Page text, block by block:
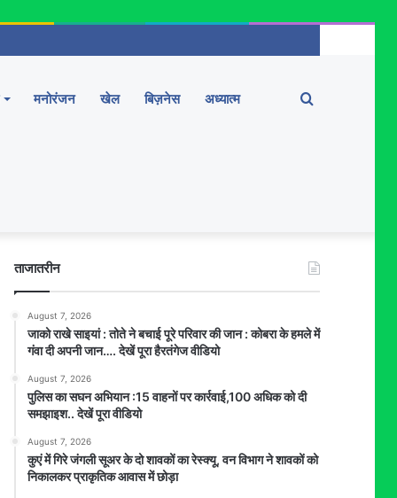
मनोरंजन खेल बिज़नेस अध्यात्म Search
ताजातरीन
August 7, 2026
जाको राखे साइयां : तोते ने बचाई पूरे परिवार की जान : कोबरा के हमले में
गंवा दी अपनी जान…. देखें पूरा हैरतंगेज वीडियो
August 7, 2026
पुलिस का सघन अभियान :15 वाहनों पर कार्रवाई,100 अधिक को दी
समझाइश.. देखें पूरा वीडियो
August 7, 2026
कुएं में गिरे जंगली सूअर के दो शावकों का रेस्क्यू, वन विभाग ने शावकों को
निकालकर प्राकृतिक आवास में छोड़ा